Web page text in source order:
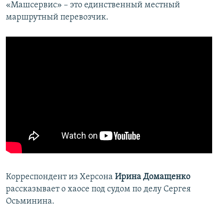
«Машсервис» – это единственный местный
маршрутный перевозчик.​
Корреспондент из Херсона Ирина Домащенко
рассказывает о хаосе под судом по делу Сергея
Осьминина.